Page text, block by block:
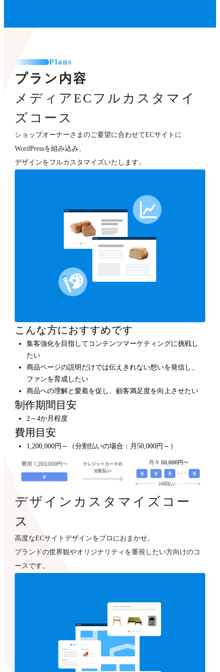
Plans
プラン内容
メディアECフルカスタマイ
ズコース
ショップオーナーさまのご要望に合わせてECサイトに
WordPressを組み込み、
デザインをフルカスタマイズいたします。
こんな方におすすめです
集客強化を目指してコンテンツマーケティングに挑戦し
たい
商品ページの説明だけでは伝えきれない想いを発信し、
ファンを育成したい
商品への理解と愛着を促し、顧客満足度を向上させたい
制作期間目安
2～4か月程度
費用目安
1,200,000円～（分割払いの場合：月50,000円～）
デザインカスタマイズコー
ス
高度なECサイトデザインをプロにおまかせ。
ブランドの世界観やオリジナリティを重視したい方向けのコ
ースです。